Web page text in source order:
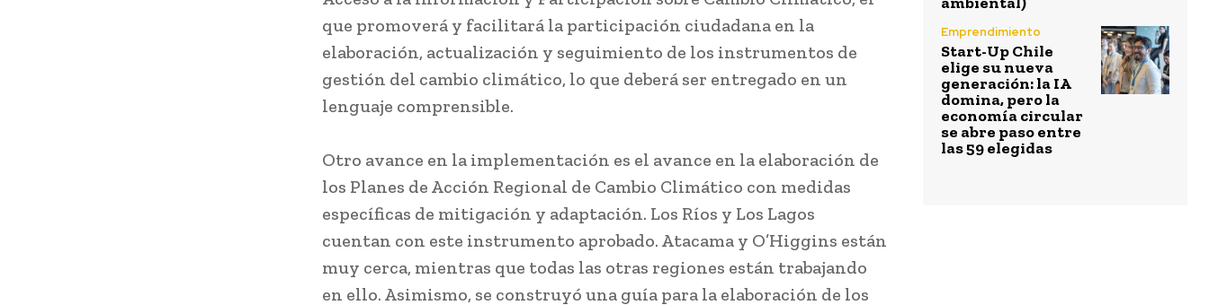
que promoverá y facilitará la participación ciudadana en la
elaboración, actualización y seguimiento de los instrumentos de
gestión del cambio climático, lo que deberá ser entregado en un
lenguaje comprensible.
Otro avance en la implementación es el avance en la elaboración de
los Planes de Acción Regional de Cambio Climático con medidas
específicas de mitigación y adaptación. Los Ríos y Los Lagos
cuentan con este instrumento aprobado. Atacama y O’Higgins están
muy cerca, mientras que todas las otras regiones están trabajando
en ello. Asimismo, se construyó una guía para la elaboración de los
Emprendimiento
Start-Up Chile
elige su nueva
generación: la IA
domina, pero la
economía circular
se abre paso entre
las 59 elegidas